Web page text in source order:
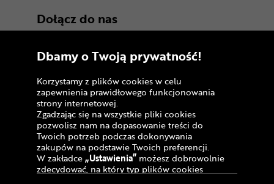
Dołącz do nas
Copyright © 2005 - 2026
Polityka prywatności i zasady korzystania z
serwisu
Informacja o plikach cookies
Dbamy o Twoją prywatność!
Korzystamy z plików cookies w celu
zapewnienia prawidłowego funkcjonowania
strony internetowej.
Zgadzając się na wszystkie pliki cookies
pozwolisz nam na dopasowanie treści do
Twoich potrzeb podczas dokonywania
zakupów na podstawie Twoich preferencji.
W zakładce„Ustawienia” możesz dobrowolnie
zdecydować, na który typ plików cookies